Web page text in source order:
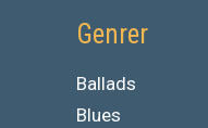
Genrer
Ballads
Blues